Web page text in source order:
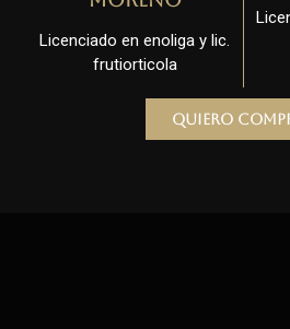
Licenciado en enoliga y lic.
frutiorticola
Quiero